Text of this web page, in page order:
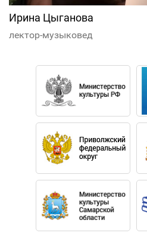
Ирина Цыганова
лектор-музыковед